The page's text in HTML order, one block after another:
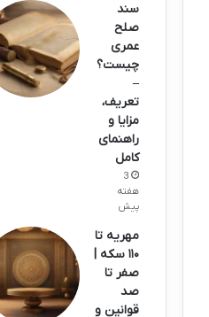
سند
صلح
عمری
چیست؟
–
تعریف،
مزایا و
راهنمای
کامل
3
هفته
پیش
مهریه تا
۱۱۰ سکه |
صفر تا
صد
قوانین و